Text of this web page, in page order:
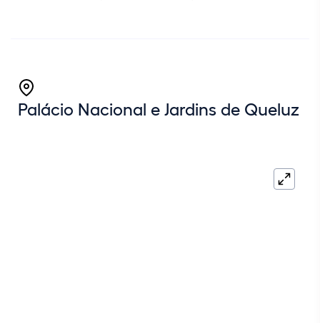
Palácio Nacional e Jardins de Queluz